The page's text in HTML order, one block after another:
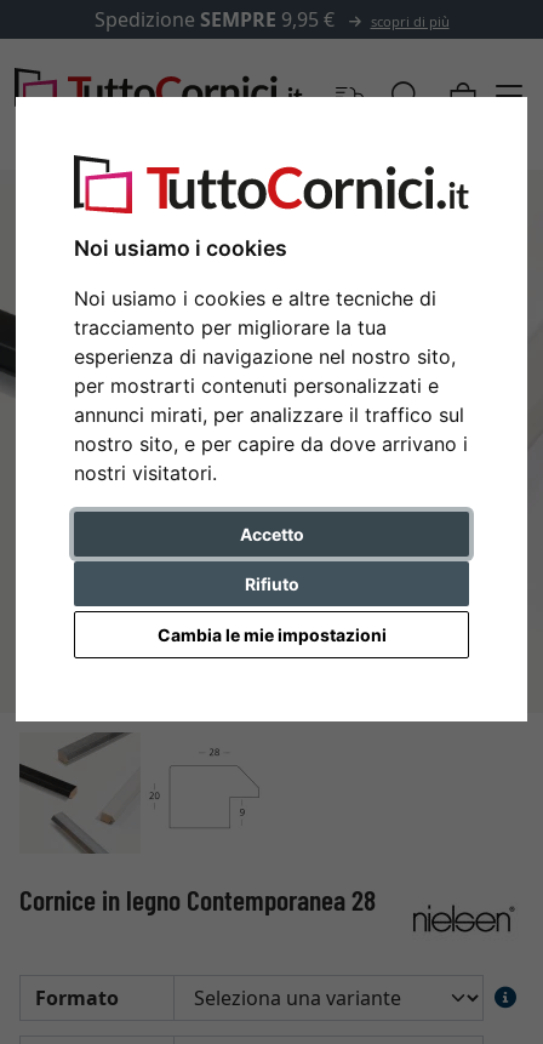
Noi usiamo i cookies
Noi usiamo i cookies e altre tecniche di
tracciamento per migliorare la tua
esperienza di navigazione nel nostro sito,
per mostrarti contenuti personalizzati e
annunci mirati, per analizzare il traffico sul
nostro sito, e per capire da dove arrivano i
nostri visitatori.
Accetto
Rifiuto
Cambia le mie impostazioni
Spedizione SEMPRE 9,95 € scopri di più
Indietro
Cornice in legno Contemporanea 28
Formato